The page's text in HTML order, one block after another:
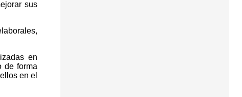
sus
en
de forma
en el